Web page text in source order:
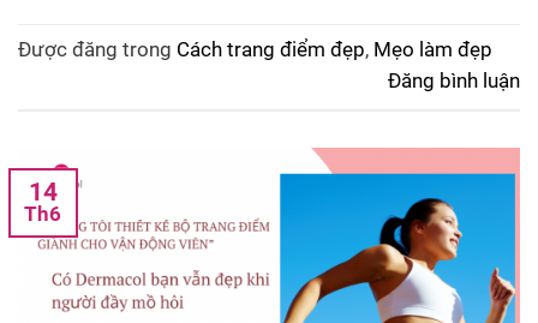
Được đăng trong Cách trang điểm đẹp, Mẹo làm đẹp
Đăng bình luận
14
Th6